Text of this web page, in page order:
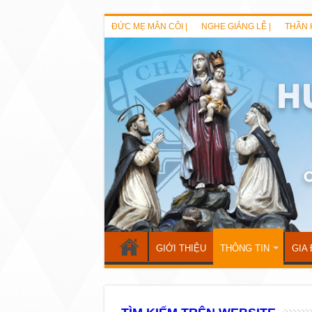
ĐỨC MẸ MÂN CÔI | NGHE GIẢNG LỄ | THẦN
GIỚI THIỆU THÔNG TIN GIA